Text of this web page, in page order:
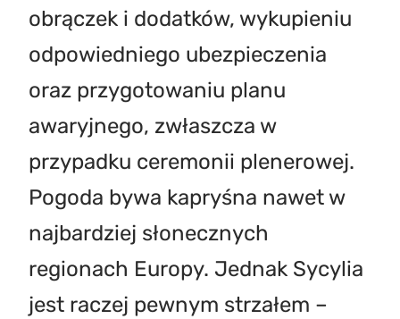
obrączek i dodatków, wykupieniu
odpowiedniego ubezpieczenia
oraz przygotowaniu planu
awaryjnego, zwłaszcza w
przypadku ceremonii plenerowej.
Pogoda bywa kapryśna nawet w
najbardziej słonecznych
regionach Europy. Jednak Sycylia
jest raczej pewnym strzałem –